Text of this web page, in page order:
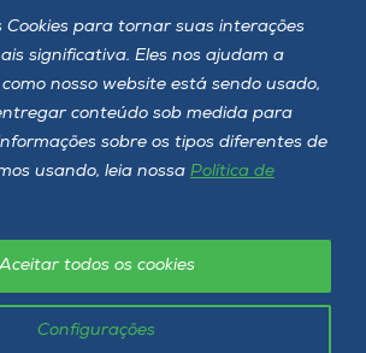
Cookies para tornar suas interações
significativa. Eles nos ajudam a
nosso website está sendo usado,
conteúdo sob medida para
sobre os tipos diferentes de
usando, leia nossa Política de
Configurações
todos os cookies
direitos reservados
LGPD